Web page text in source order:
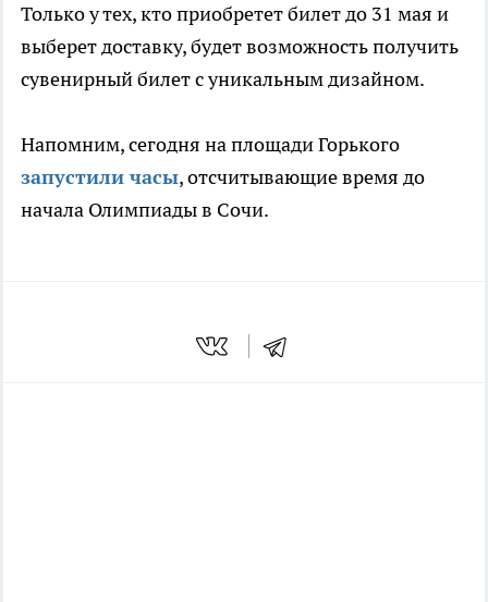
Только у тех, кто приобретет билет до 31 мая и
выберет доставку, будет возможность получить
сувенирный билет с уникальным дизайном.
Напомним, сегодня на площади Горького
запустили часы, отсчитывающие время до
начала Олимпиады в Сочи.